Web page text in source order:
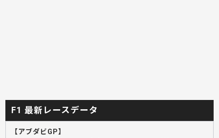
F1 最新レースデータ
【アブダビGP】